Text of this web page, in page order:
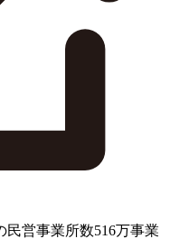
営事業所数516万事業